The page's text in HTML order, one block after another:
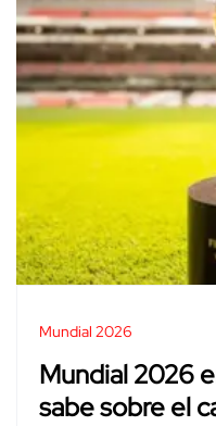
Mundial 2026
Mundial 2026
sabe sobre el